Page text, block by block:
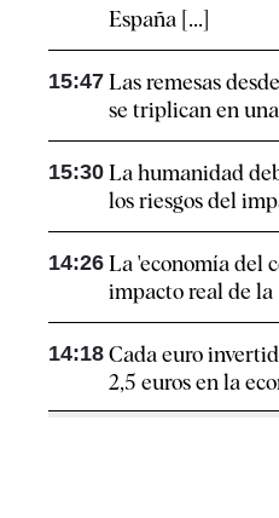
España [...]
15:47 Las remesas
se triplican en
15:30 La humanidad
los riesgos del
14:26 La 'economía del
impacto real de la
14:18 Cada euro
2,5 euros en la